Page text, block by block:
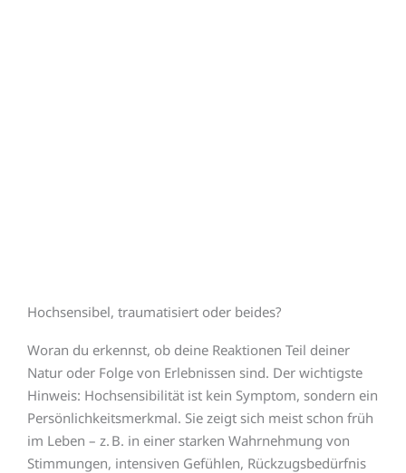
Hochsensibel, traumatisiert oder beides?
Woran du erkennst, ob deine Reaktionen Teil deiner
Natur oder Folge von Erlebnissen sind. Der wichtigste
Hinweis: Hochsensibilität ist kein Symptom, sondern ein
Persönlichkeitsmerkmal. Sie zeigt sich meist schon früh
im Leben – z. B. in einer starken Wahrnehmung von
Stimmungen, intensiven Gefühlen, Rückzugsbedürfnis